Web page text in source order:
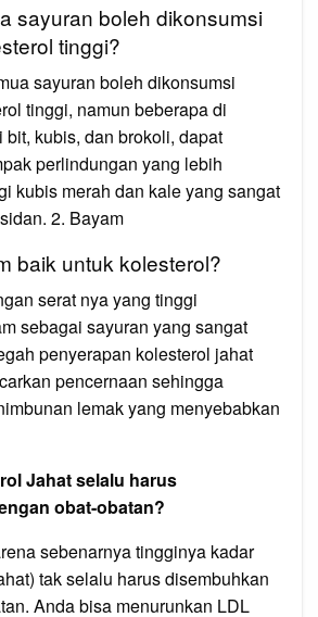
sayuran boleh dikonsumsi
tinggi?
sayuran boleh dikonsumsi
tinggi, namun beberapa di
bit, kubis, dan brokoli, dapat
perlindungan yang lebih
kubis merah dan kale yang sangat
2. Bayam
baik untuk kolesterol?
serat nya yang tinggi
sebagai sayuran yang sangat
penyerapan kolesterol jahat
pencernaan sehingga
lemak yang menyebabkan
Jahat selalu harus
obat-obatan?
sebenarnya tingginya kadar
tak selalu harus disembuhkan
Anda bisa menurunkan LDL